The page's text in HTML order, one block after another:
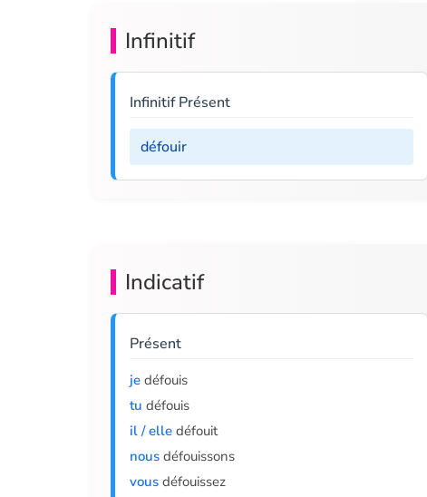
Infinitif
Infinitif Présent
défouir
Indicatif
Présent
je défouis
tu défouis
il / elle défouit
nous défouissons
vous défouissez